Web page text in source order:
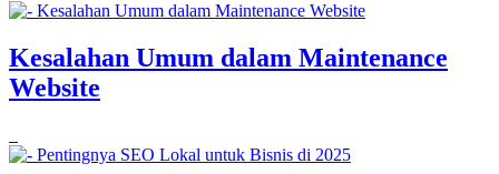
Kesalahan Umum dalam Maintenance
Website